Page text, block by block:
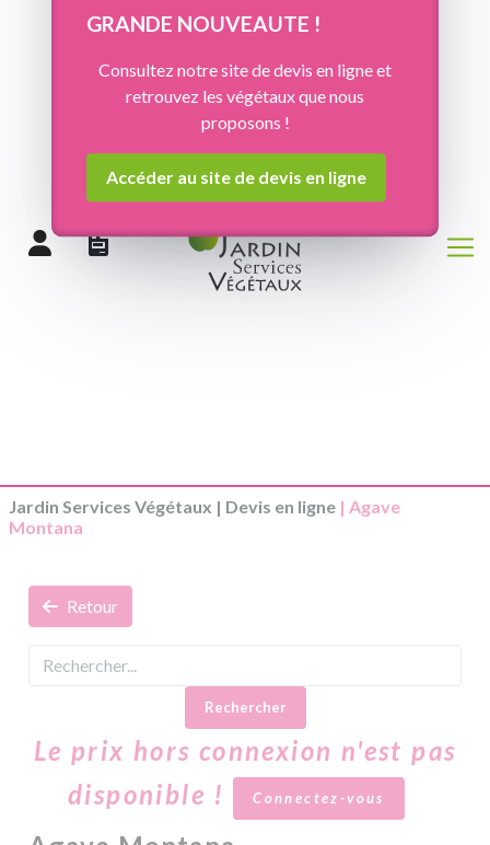
GRANDE NOUVEAUTE !
Consultez notre site de devis en ligne et
retrouvez les végétaux que nous
proposons !
Accéder au site de devis en ligne
Jardin Services Végétaux | Devis en ligne | Agave
Montana
Retour
Rechercher
Le prix hors connexion n'est pas
disponible !
Connectez-vous
Panneau de gestion des cookies